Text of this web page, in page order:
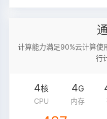
计算能力满足90%云计算使
行
4核
CPU
4G
内存